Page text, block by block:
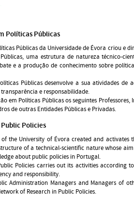
Políticas Públicas
Públicas da Universidade de Évora criou e
uma estrutura de natureza técnico-
e a produção de conhecimento sobre
Públicas desenvolve a sua atividades de
e responsabilidade.
em Políticas Públicas os seguintes Professores,
de outras Entidades Públicas e Privadas.
Policies
the University of Évora created and activates
of a technical-scientific nature whose
about public policies in Portugal.
Policies carries out its activities according
and responsibility.
Administration Managers and Managers of
of Research in Public Policies.